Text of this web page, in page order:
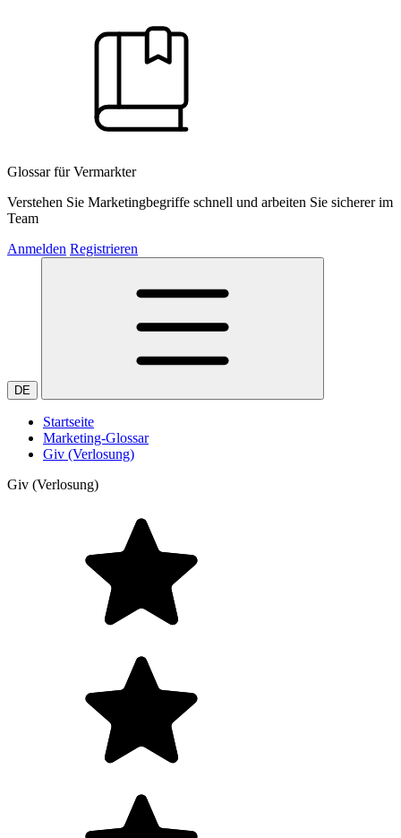
Glossar für Vermarkter
Verstehen Sie Marketingbegriffe schnell und arbeiten Sie sicherer im
Team
Anmelden Registrieren
DE
Startseite
Marketing-Glossar
Giv (Verlosung)
Giv (Verlosung)